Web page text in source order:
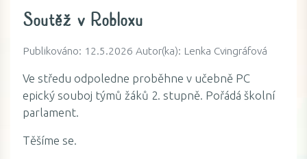
Soutěž v Robloxu
Publikováno: 12.5.2026 Autor(ka): Lenka Cvingráfová
Ve středu odpoledne proběhne v učebně PC
epický souboj týmů žáků 2. stupně. Pořádá školní
parlament.
Těšíme se.